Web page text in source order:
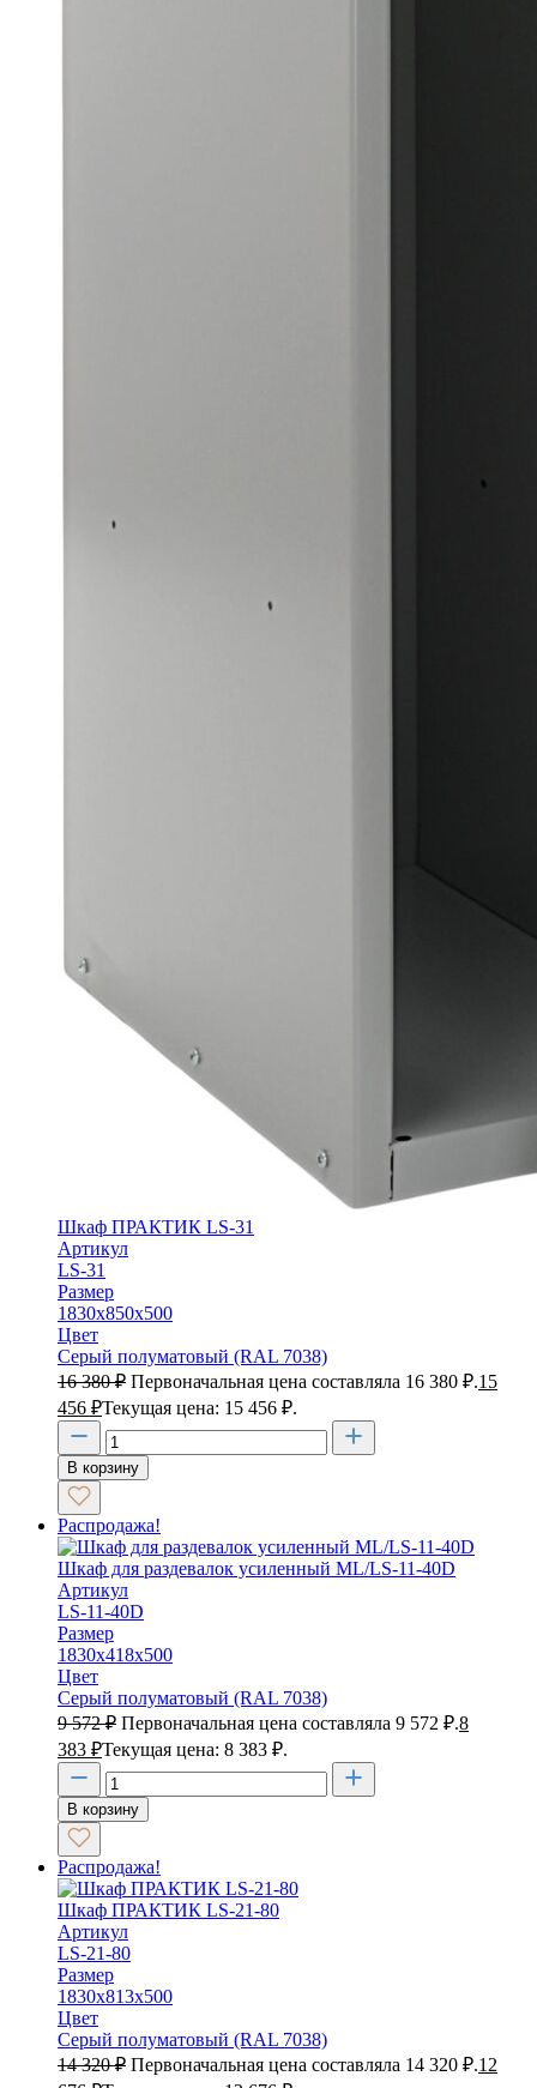
Шкаф ПРАКТИК LS-31
Артикул
LS-31
Размер
1830х850х500
Цвет
Серый полуматовый (RAL 7038)
16 380₽ Первоначальная цена составляла 16 380 ₽.15
456 ₽Текущая цена: 15 456 ₽.
В корзину
Распродажа!
Шкаф для раздевалок усиленный ML/LS-11-40D
Артикул
LS-11-40D
Размер
1830х418х500
Цвет
Серый полуматовый (RAL 7038)
9 572₽ Первоначальная цена составляла 9 572 ₽.8
383 ₽Текущая цена: 8 383 ₽.
В корзину
Распродажа!
Шкаф ПРАКТИК LS-21-80
Артикул
LS-21-80
Размер
1830х813х500
Цвет
Серый полуматовый (RAL 7038)
14 320₽ Первоначальная цена составляла 14 320 ₽.12